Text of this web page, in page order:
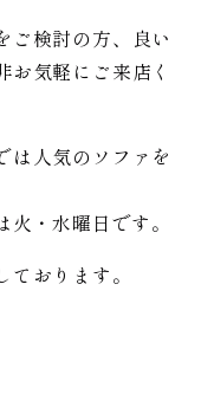
ご検討の方、良い
気軽にご来店く
は人気のソファを
・水曜日です。
おります。